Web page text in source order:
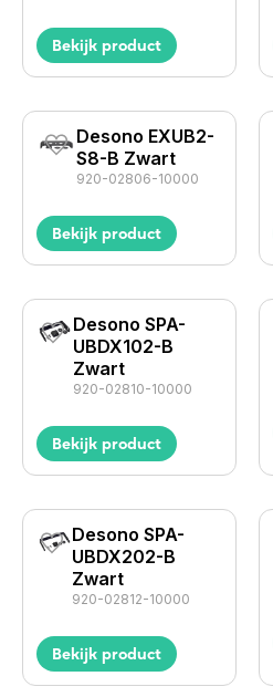
Bekijk product
Desono EXUB2-
S8-B Zwart
920-02806-10000
Bekijk product
Desono SPA-
UBDX102-B
Zwart
920-02810-10000
Bekijk product
Desono SPA-
UBDX202-B
Zwart
920-02812-10000
Bekijk product